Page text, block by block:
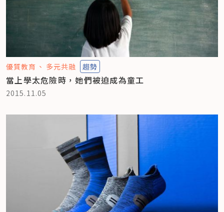
優質教育 多元共融 趨勢
當上學太危險時，她們被迫成為童工
2015.11.05